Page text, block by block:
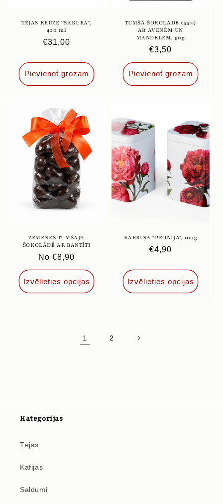
TĒJAS KRŪZE ''SAKURA'',
400 ml
Parastā
€31,00
Pievienot grozam
TUMŠĀ ŠOKOLĀDE (55%)
AR AVENĒM UN
MANDELĒM, 90g
Parastā
cena
€3,50
Pievienot grozam
ZEMENES TUMŠAJĀ
ŠOKOLĀDĒ AR BANTĪTI
Parastā
cena
No €8,90
Izvēlieties opcijas
KĀRBIŅA "PEONIJA", 100g
Parastā
€4,90
Izvēlieties opcijas
1 2
Kategorijas
Tējas
Kafijas
Saldumi